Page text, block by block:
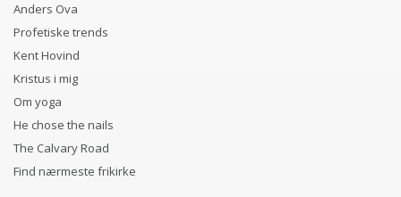
Anders Ova
Profetiske trends
Kent Hovind
Kristus i mig
Om yoga
He chose the nails
The Calvary Road
Find nærmeste frikirke